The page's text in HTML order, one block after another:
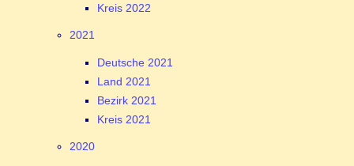
Kreis 2022
2021
Deutsche 2021
Land 2021
Bezirk 2021
Kreis 2021
2020